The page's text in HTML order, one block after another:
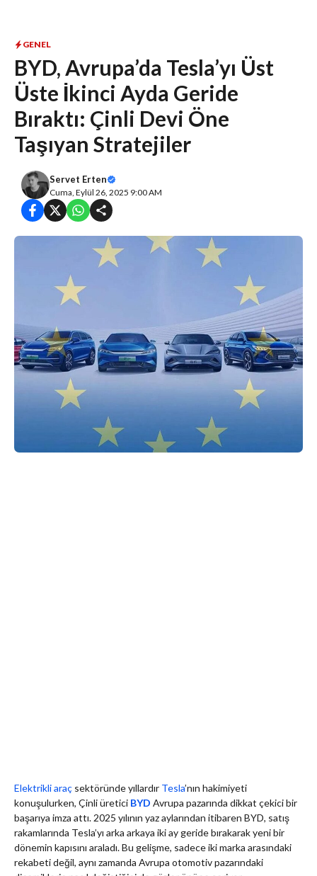
GENEL
BYD, Avrupa’da Tesla’yı Üst
Üste İkinci Ayda Geride
Bıraktı: Çinli Devi Öne
Taşıyan Stratejiler
Servet Erten
Cuma, Eylül 26, 2025 9:00 AM
Elektrikli araç sektöründe yıllardır Tesla’nın hakimiyeti
konuşulurken, Çinli üretici BYD Avrupa pazarında dikkat çekici bir
başarıya imza attı. 2025 yılının yaz aylarından itibaren BYD, satış
rakamlarında Tesla’yı arka arkaya iki ay geride bırakarak yeni bir
dönemin kapısını araladı. Bu gelişme, sadece iki marka arasındaki
rekabeti değil, aynı zamanda Avrupa otomotiv pazarındaki